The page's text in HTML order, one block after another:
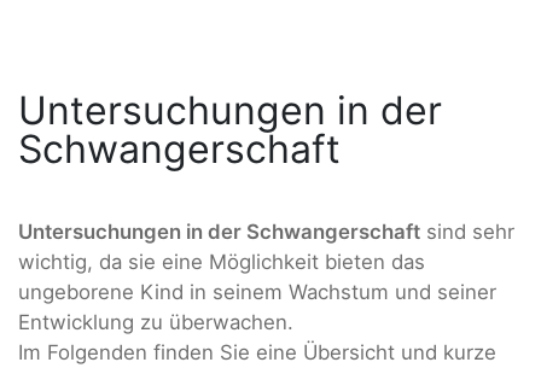
Untersuchungen in der
Schwangerschaft
Untersuchungen in der Schwangerschaft sind sehr
wichtig, da sie eine Möglichkeit bieten das
ungeborene Kind in seinem Wachstum und seiner
Entwicklung zu überwachen.
Im Folgenden finden Sie eine Übersicht und kurze